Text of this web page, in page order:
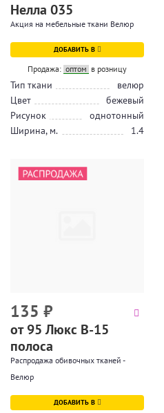
Нелла 035
Акция на мебельные ткани Велюр
ДОБАВИТЬ В
Продажа: оптом в розницу
Тип ткани
велюр
Цвет
бежевый
Рисунок
однотонный
Ширина, м.
1.4
135 ₽
от 95 Люкс В-15
полоса
Распродажа обивочных тканей -
Велюр
ДОБАВИТЬ В